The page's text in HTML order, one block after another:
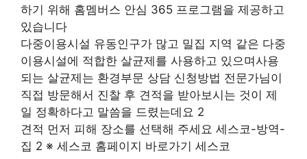
하기 위해 홈멤버스 안심 365 프로그램을 제공하고
있습니다
다중이용시설 유동인구가 많고 밀집 지역 같은 다중
이용시설에 적합한 살균제를 사용하고 있으며사용
되는 살균제는 환경부문 상담 신청방법 전문가님이
직접 방문해서 진찰 후 견적을 받아보시는 것이 제
일 정확하다고 말씀을 드렸는데요 2
견적 먼저 피해 장소를 선택해 주세요 세스코-방역-
집 2 ※ 세스코 홈페이지 바로가기 세스코